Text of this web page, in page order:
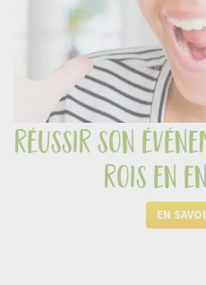
réussir son
rois en
EN